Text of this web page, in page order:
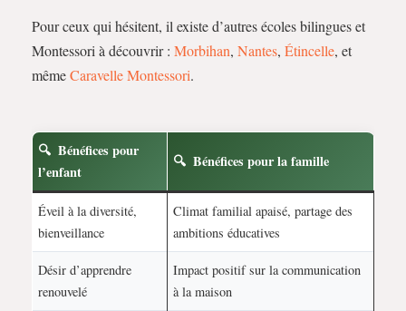
Pour ceux qui hésitent, il existe d’autres écoles bilingues et
Montessori à découvrir : Morbihan, Nantes, Étincelle, et
mêmeCaravelle Montessori.
Bénéfices pour
l’enfant
Bénéfices pour la famille
Éveil à la diversité,
bienveillance
Climat familial apaisé, partage des
ambitions éducatives
Désir d’apprendre
renouvelé
Impact positif sur la communication
à la maison